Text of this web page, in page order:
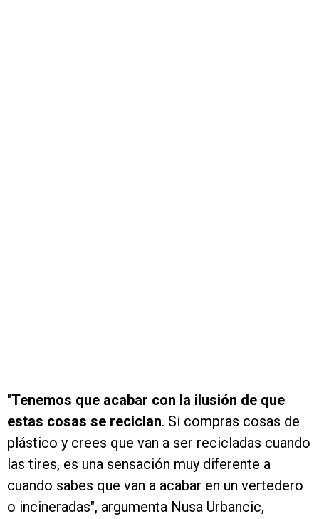
"Tenemos que acabar con la ilusión de que
estas cosas se reciclan. Si compras cosas de
plástico y crees que van a ser recicladas cuando
las tires, es una sensación muy diferente a
cuando sabes que van a acabar en un vertedero
o incineradas", argumenta Nusa Urbancic,